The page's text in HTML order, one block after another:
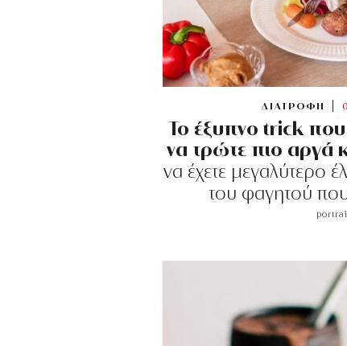
ΔΙΑΤΡΟΦΗ
Το έξυπνο trick
να τρώτε πιο αργά
να έχετε μεγαλύτερο
του φαγητού